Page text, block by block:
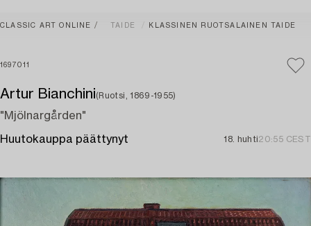
CLASSIC ART ONLINE TAIDE KLASSINEN RUOTSALAINEN TAIDE
1697011
Artur Bianchini(Ruotsi, 1869-1955)
"Mjölnargården"
Huutokauppa päättynyt 18. huhti20:55 CEST